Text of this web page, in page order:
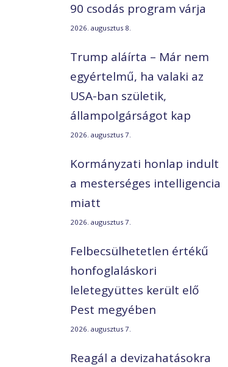
90 csodás program várja
2026. augusztus 8.
Trump aláírta – Már nem
egyértelmű, ha valaki az
USA-ban születik,
állampolgárságot kap
2026. augusztus 7.
Kormányzati honlap indult
a mesterséges intelligencia
miatt
2026. augusztus 7.
Felbecsülhetetlen értékű
honfoglaláskori
leletegyüttes került elő
Pest megyében
2026. augusztus 7.
Reagál a devizahatásokra